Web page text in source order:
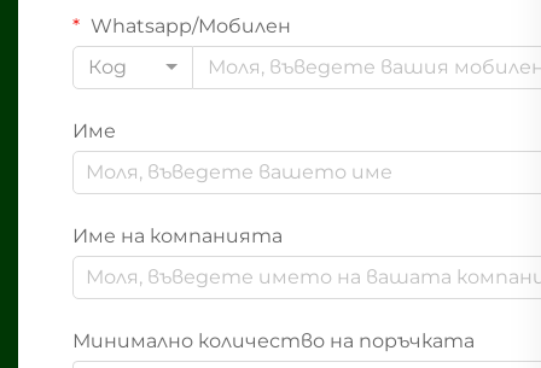
Whatsapp/Мобилен
Код
Име
Име на компанията
Минимално количество на поръчката